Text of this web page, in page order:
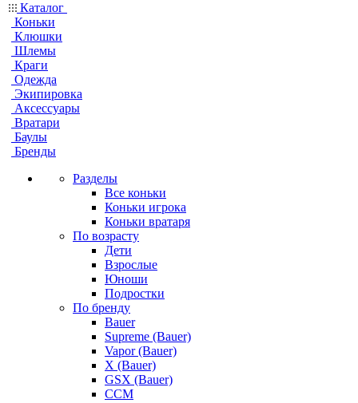
Каталог
Коньки
Клюшки
Шлемы
Краги
Одежда
Экипировка
Аксессуары
Вратари
Баулы
Бренды
Разделы
Все коньки
Коньки игрока
Коньки вратаря
По возрасту
Дети
Взрослые
Юноши
Подростки
По бренду
Bauer
Supreme (Bauer)
Vapor (Bauer)
X (Bauer)
GSX (Bauer)
CCM